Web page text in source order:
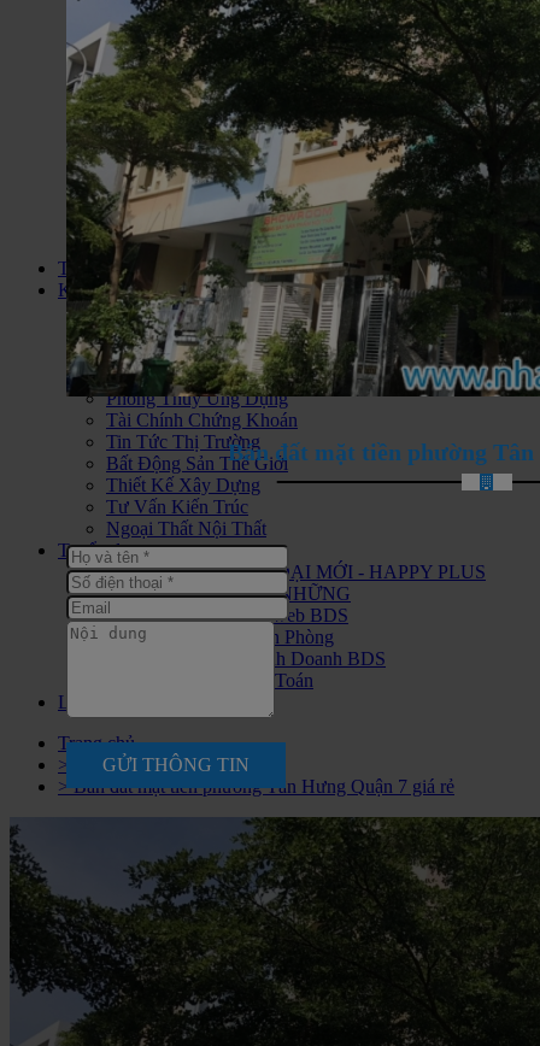
Đất Nền Dự Án
Căn Hộ Cao Cấp
Biệt Thự Liền Kề
Biệt Thự Biển
Dự Án Condotel
Nhà Ở Xã Hội
Khu Du Lịch Nghĩ Dưỡng
Căn hộ Jamona City Quận 7
Bán nhà đất KDC Long Hậu
Bán Khách Sạn Vũng Tàu
Khu Phức Hợp
Bán Nhà Đất Huyện Cần Giờ
Thông tin
Kiến thức
Tư Vấn Hỏi Đáp
Phân Tích Nhận Định
Thông Tin Quy Hoạch
Chính Sách Quản Lý
Phong Thủy Ứng Dụng
Tài Chính Chứng Khoán
Tin Tức Thị Trường
Bất Động Sản Thế Giới
Thiết Kế Xây Dựng
Tư Vấn Kiến Trúc
Ngoại Thất Nội Thất
Tuyển dụng
CHIẾN BINH THỜI ĐẠI MỚI - HAPPY PLUS
ĐANG ĐÓN CHÀO NHỮNG
Tuyển nhân viên Seo web BDS
Tuyển Nhân Viên Văn Phòng
Tuyển Nhân Viên Kinh Doanh BDS
Tuyển Nhân Viên Kế Toán
Liên hệ
Trang chủ
> Đất Bán
> Bán đất mặt tiền phường Tân Hưng Quận 7 giá rẻ
Bán đất mặt tiền phường
GỬI THÔNG TIN